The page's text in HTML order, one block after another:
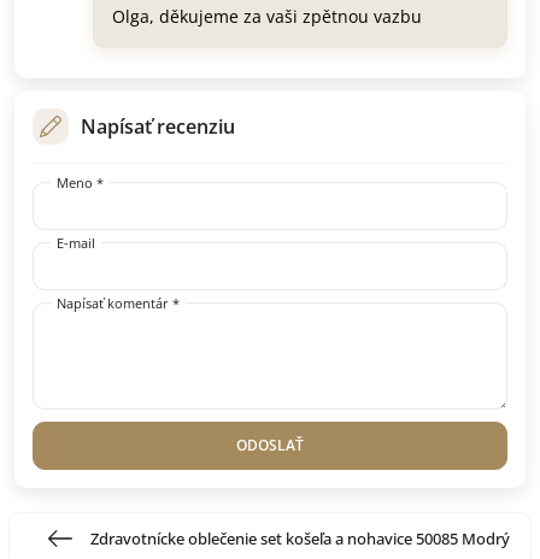
Olga, děkujeme za vaši zpětnou vazbu
Napísať recenziu
Meno *
E-mail
Napísať komentár *
ODOSLAŤ
Zdravotnícke oblečenie set košeľa a nohavice 50085 Modrý